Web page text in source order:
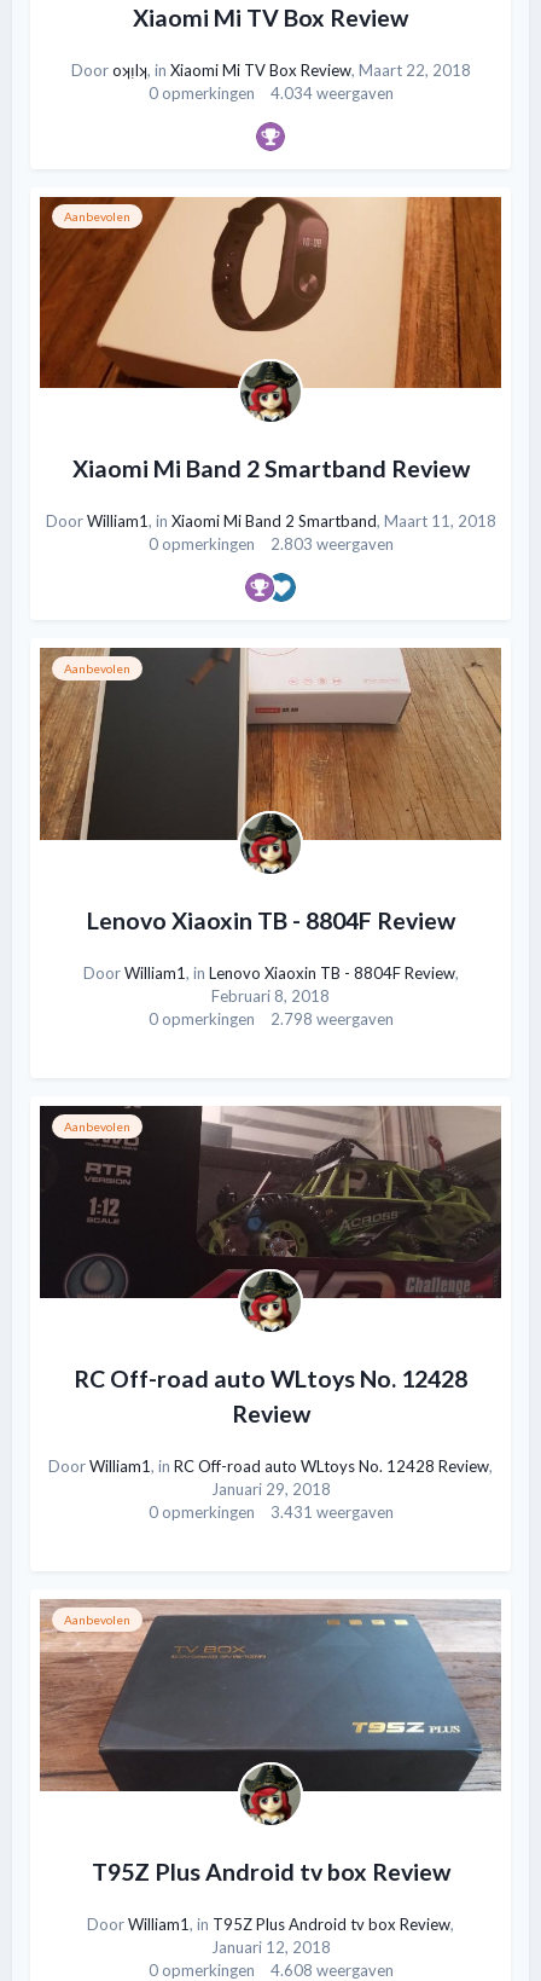
Xiaomi Mi TV Box Review
Dooroʞᴉlʞ, in Xiaomi Mi TV Box Review, Maart 22, 2018
0 opmerkingen
4.034 weergaven
Aanbevolen
Xiaomi Mi Band 2 Smartband Review
DoorWilliam1, in Xiaomi Mi Band 2 Smartband, Maart 11, 2018
0 opmerkingen
2.803 weergaven
Aanbevolen
Lenovo Xiaoxin TB - 8804F Review
DoorWilliam1, in Lenovo Xiaoxin TB - 8804F Review,
Februari 8, 2018
0 opmerkingen
2.798 weergaven
Aanbevolen
RC Off-road auto WLtoys No. 12428
Review
DoorWilliam1, in RC Off-road auto WLtoys No. 12428 Review,
Januari 29, 2018
0 opmerkingen
3.431 weergaven
Aanbevolen
T95Z Plus Android tv box Review
DoorWilliam1, in T95Z Plus Android tv box Review,
Januari 12, 2018
0 opmerkingen
4.608 weergaven